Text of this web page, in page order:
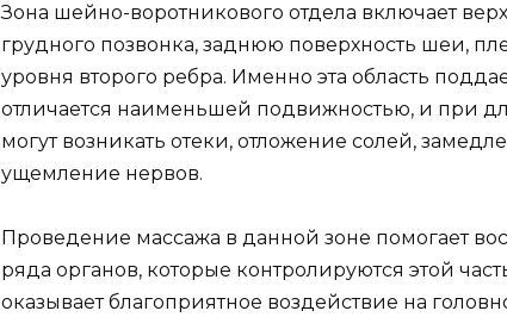
Зона шейно-воротникового отдела включает
грудного позвонка, заднюю поверхность шеи,
уровня второго ребра. Именно эта область
отличается наименьшей подвижностью, и при
могут возникать отеки, отложение солей,
ущемление нервов.
Проведение массажа в данной зоне помогает
ряда органов, которые контролируются этой
оказывает благоприятное воздействие на